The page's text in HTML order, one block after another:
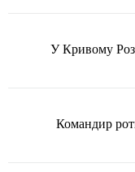
У Кривому
Командир